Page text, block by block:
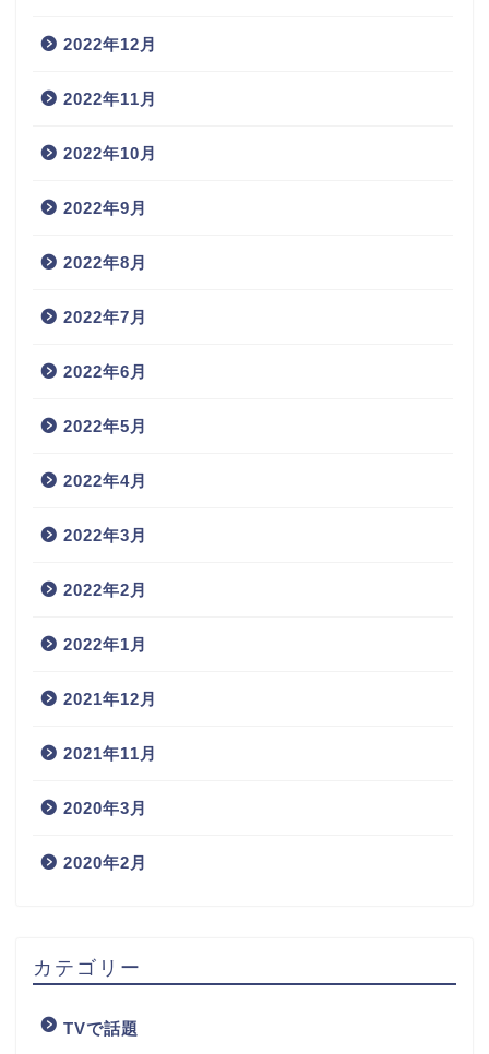
2022年12月
2022年11月
2022年10月
2022年9月
2022年8月
2022年7月
2022年6月
2022年5月
2022年4月
2022年3月
2022年2月
2022年1月
2021年12月
2021年11月
2020年3月
2020年2月
カテゴリー
TVで話題